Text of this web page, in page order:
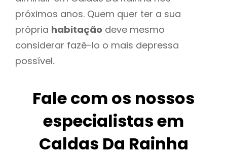
próximos anos. Quem quer ter a sua
própria habitação deve mesmo
considerar fazê-lo o mais depressa
possível.
Fale com os nossos
especialistas em
Caldas Da Rainha